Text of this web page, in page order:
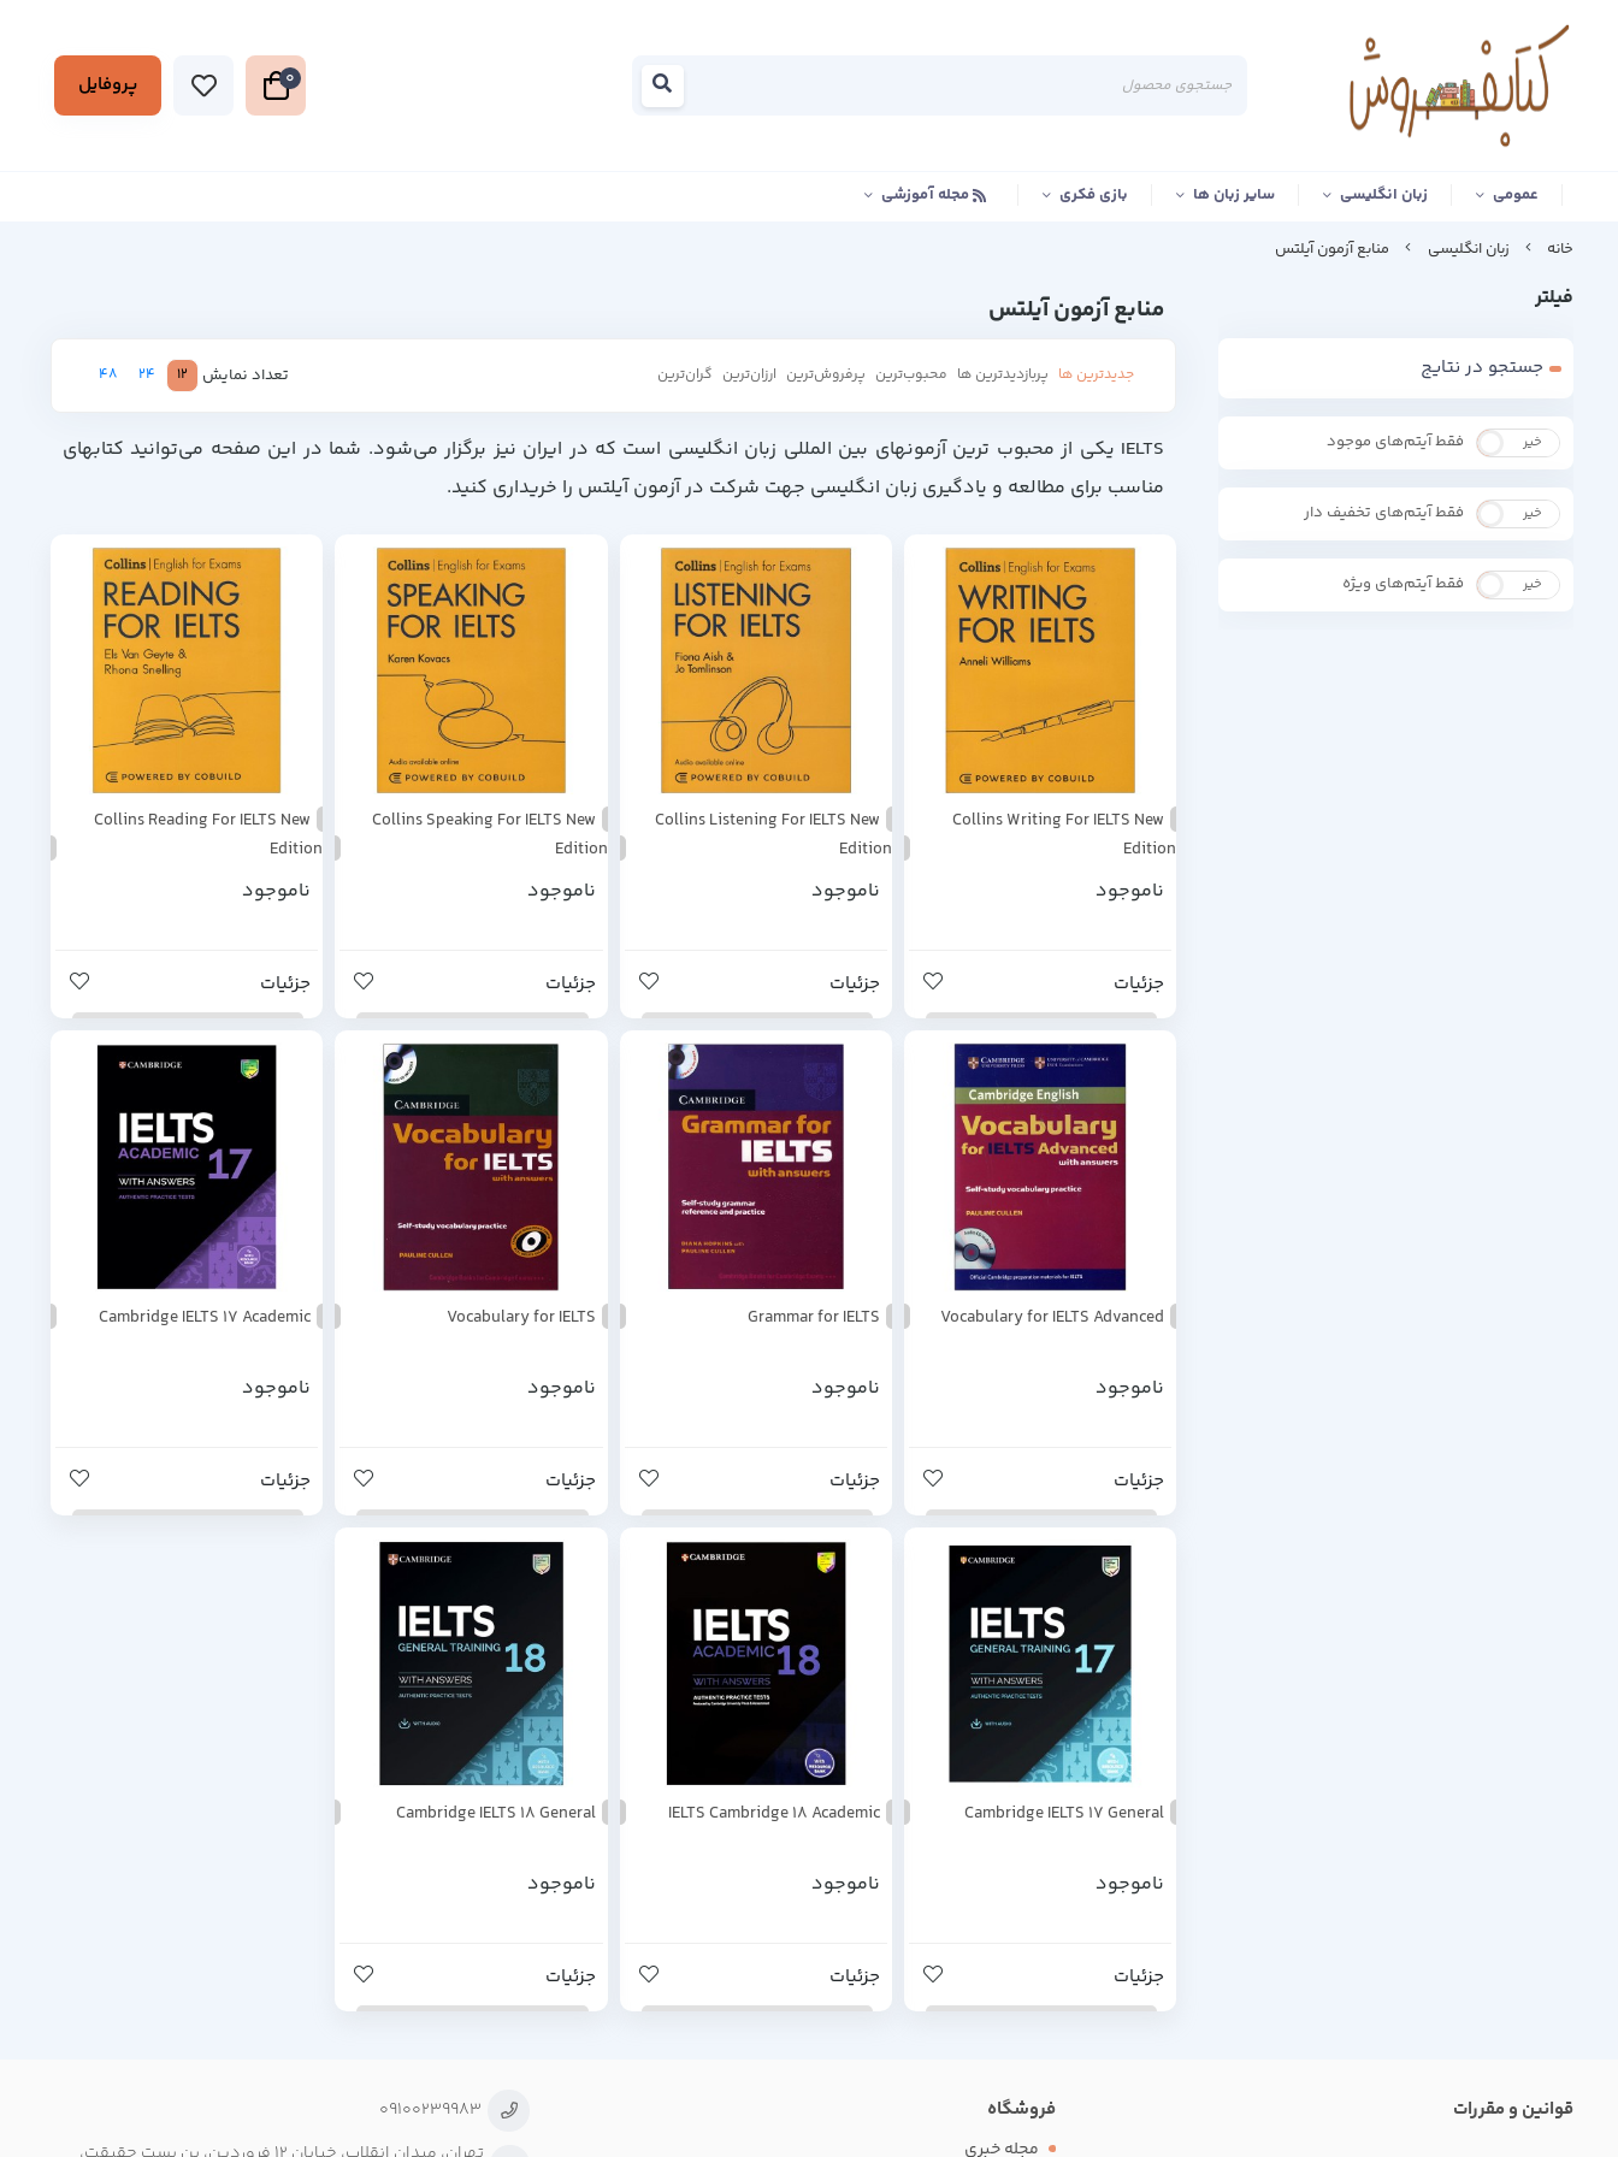
0 پروفایل
عمومی زبان انگلیسی سایر زبان ها بازی فکری مجله آموزشی
خانه زبان انگلیسی منابع آزمون آیلتس
فیلتر
جستجو در نتایج
بله خیر فقط آیتم‌های موجود
بله خیر فقط آیتم‌های تخفیف دار
بله خیر فقط آیتم‌های ویژه
منابع آزمون آیلتس
جدیدترین ها پربازدیدترین ها محبوب‌‌ترین پرفروش‌ترین ارزان‌ترین گران‌ترین تعداد نمایش 12
24
48
IELTS یکی از محبوب ترین آزمونهای بین المللی زبان انگلیسی است که در ایران نیز برگزار می‌شود. شما در این صفحه می‌توانید کتابهای
مناسب برای مطالعه و یادگیری زبان انگلیسی جهت شرکت در آزمون آیلتس را خریداری کنید.
Collins Writing For IELTS New
Edition
ناموجود
جزئیات
Collins Listening For IELTS New
Edition
ناموجود
جزئیات
Collins Speaking For IELTS New
Edition
ناموجود
جزئیات
Collins Reading For IELTS New
Edition
ناموجود
جزئیات
Vocabulary for IELTS Advanced
ناموجود
جزئیات
Grammar for IELTS
ناموجود
جزئیات
Vocabulary for IELTS
ناموجود
جزئیات
Cambridge IELTS 17 Academic
ناموجود
جزئیات
Cambridge IELTS 17 General
ناموجود
جزئیات
IELTS Cambridge 18 Academic
ناموجود
جزئیات
Cambridge IELTS 18 General
ناموجود
جزئیات
قوانین و مقررات فروشگاه
مجله خبری
09100239983